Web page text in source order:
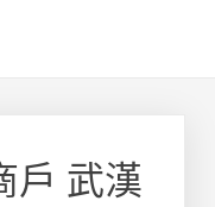
戶 武漢